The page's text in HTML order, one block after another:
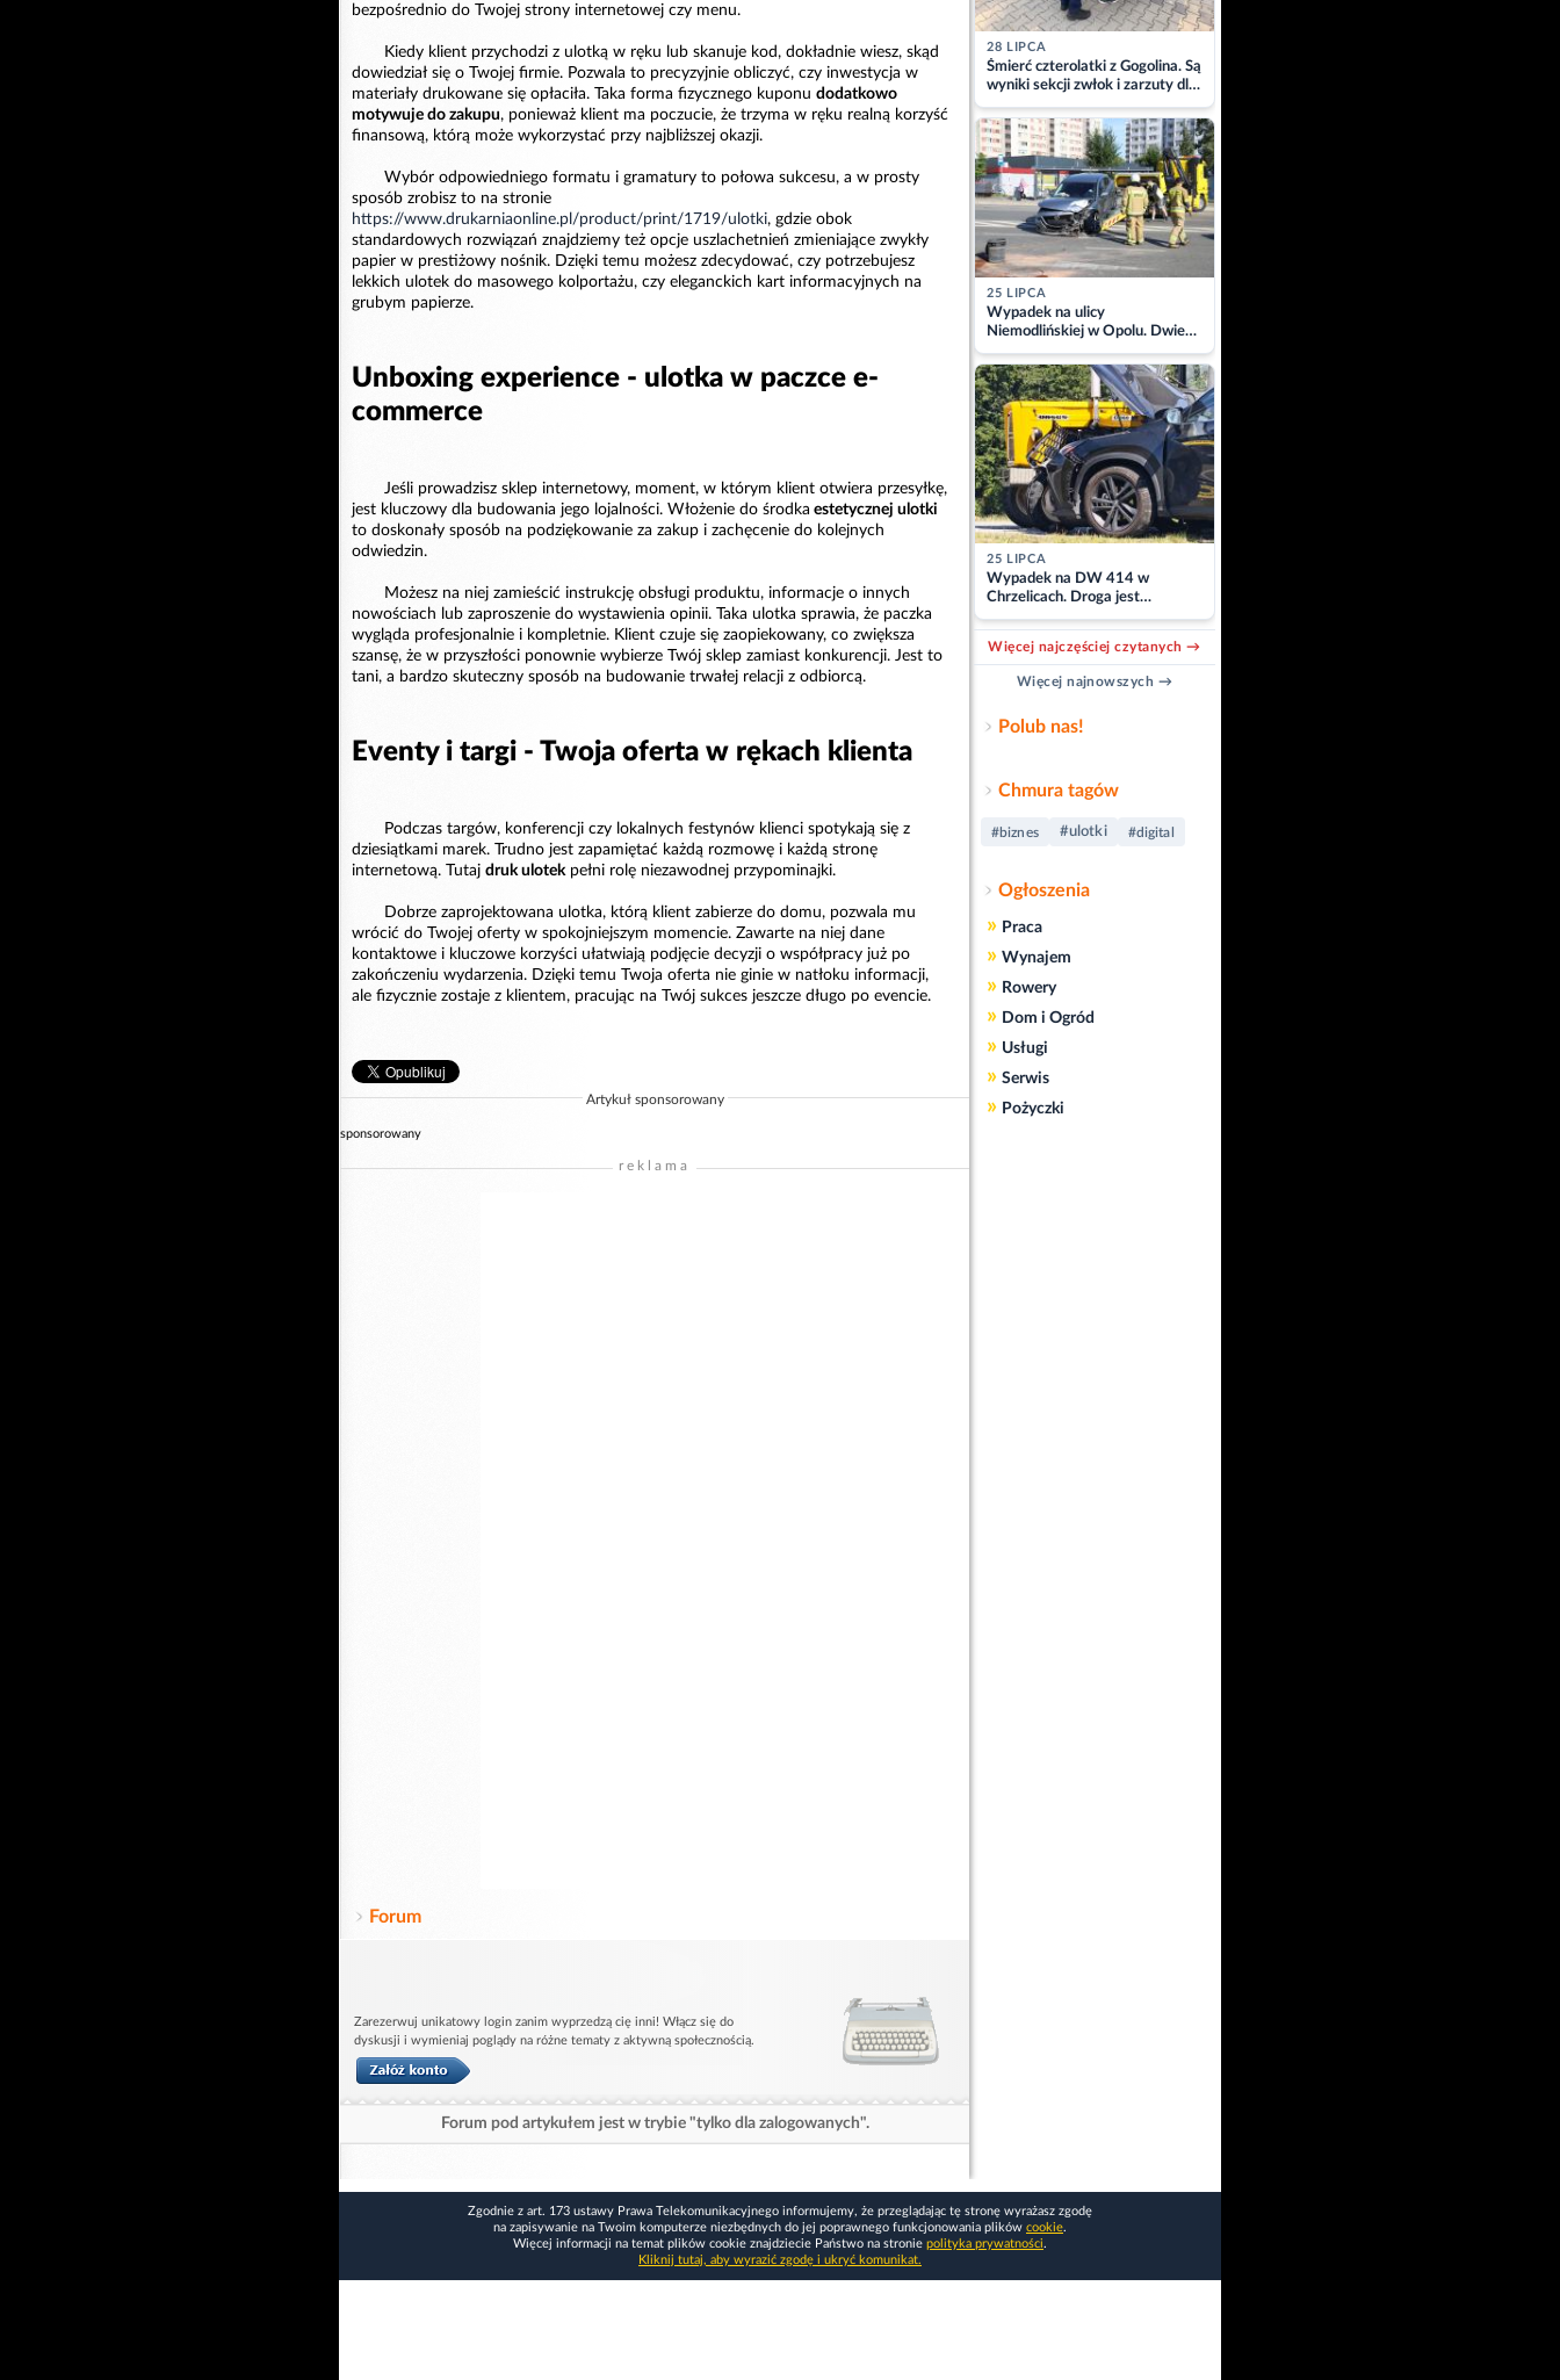
bezpośrednio do Twojej strony internetowej czy menu.
Kiedy klient przychodzi z ulotką w ręku lub skanuje kod, dokładnie wiesz, skąd
dowiedział się o Twojej firmie. Pozwala to precyzyjnie obliczyć, czy inwestycja w
materiały drukowane się opłaciła. Taka forma fizycznego kuponu dodatkowo
motywuje do zakupu, ponieważ klient ma poczucie, że trzyma w ręku realną korzyść
finansową, którą może wykorzystać przy najbliższej okazji.
Wybór odpowiedniego formatu i gramatury to połowa sukcesu, a w prosty
sposób zrobisz to na stronie
https://www.drukarniaonline.pl/product/print/1719/ulotki, gdzie obok
standardowych rozwiązań znajdziemy też opcje uszlachetnień zmieniające zwykły
papier w prestiżowy nośnik. Dzięki temu możesz zdecydować, czy potrzebujesz
lekkich ulotek do masowego kolportażu, czy eleganckich kart informacyjnych na
grubym papierze.
Unboxing experience - ulotka w paczce e-
commerce
Jeśli prowadzisz sklep internetowy, moment, w którym klient otwiera przesyłkę,
jest kluczowy dla budowania jego lojalności. Włożenie do środka estetycznej ulotki
to doskonały sposób na podziękowanie za zakup i zachęcenie do kolejnych
odwiedzin.
Możesz na niej zamieścić instrukcję obsługi produktu, informacje o innych
nowościach lub zaproszenie do wystawienia opinii. Taka ulotka sprawia, że paczka
wygląda profesjonalnie i kompletnie. Klient czuje się zaopiekowany, co zwiększa
szansę, że w przyszłości ponownie wybierze Twój sklep zamiast konkurencji. Jest to
tani, a bardzo skuteczny sposób na budowanie trwałej relacji z odbiorcą.
Eventy i targi - Twoja oferta w rękach klienta
Podczas targów, konferencji czy lokalnych festynów klienci spotykają się z
dziesiątkami marek. Trudno jest zapamiętać każdą rozmowę i każdą stronę
internetową. Tutaj druk ulotekpełni rolę niezawodnej przypominajki.
Dobrze zaprojektowana ulotka, którą klient zabierze do domu, pozwala mu
wrócić do Twojej oferty w spokojniejszym momencie. Zawarte na niej dane
kontaktowe i kluczowe korzyści ułatwiają podjęcie decyzji o współpracy już po
zakończeniu wydarzenia. Dzięki temu Twoja oferta nie ginie w natłoku informacji,
ale fizycznie zostaje z klientem, pracując na Twój sukces jeszcze długo po evencie.
Artykuł sponsorowany
sponsorowany
reklama
Forum
Zarezerwuj unikatowy login zanim wyprzedzą cię inni! Włącz się do
dyskusji i wymieniaj poglądy na różne tematy z aktywną społecznością.
Forum pod artykułem jest w trybie "tylko dla zalogowanych".
28 LIPCA
Śmierć czterolatki z Gogolina. Są
wyniki sekcji zwłok i zarzuty dla
matki
25 LIPCA
Wypadek na ulicy
Niemodlińskiej w Opolu. Dwie
osoby w szpitalu
25 LIPCA
Wypadek na DW 414 w
Chrzelicach. Droga jest
zablokowana
Więcej najczęściej czytanych →
Więcej najnowszych →
Polub nas!
Chmura tagów
#biznes #ulotki #digital
Ogłoszenia
» Praca
» Wynajem
» Rowery
» Dom i Ogród
» Usługi
» Serwis
» Pożyczki
Zgodnie z art. 173 ustawy Prawa Telekomunikacyjnego informujemy, że przeglądając tę stronę wyrażasz zgodę
na zapisywanie na Twoim komputerze niezbędnych do jej poprawnego funkcjonowania plików cookie.
Więcej informacji na temat plików cookie znajdziecie Państwo na stronie polityka prywatności.
Kliknij tutaj, aby wyrazić zgodę i ukryć komunikat.